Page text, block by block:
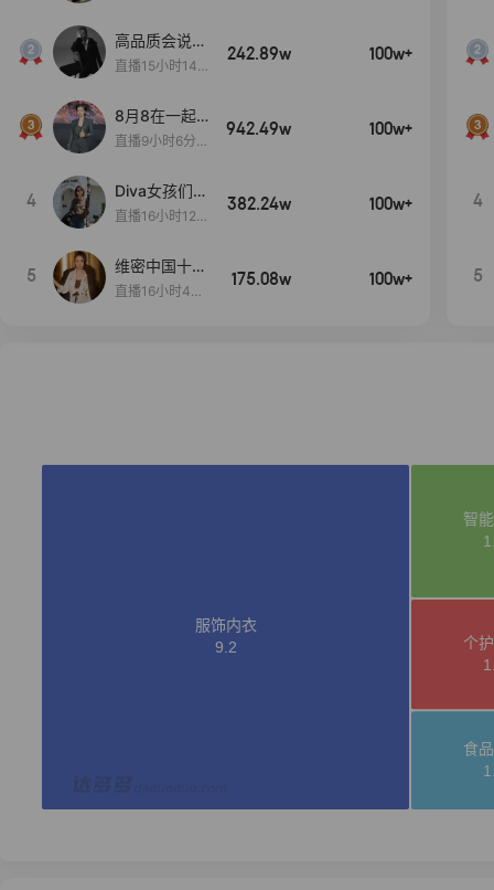
高品质会说
话….
直播15小时14
242.89w 100w+
8月8在一起
生日献礼盛典
直播9小时6分1
942.49w 100w+
4
Diva女孩们集
合啦~意大利
直播16小时12
382.24w 100w+
5
维密中国十周
年 与你如此
直播16小时48
175.08w 100w+
4
5